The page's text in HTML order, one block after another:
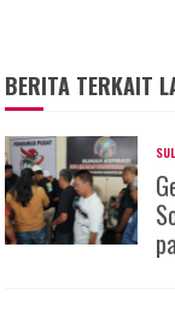
BERITA TERKAIT